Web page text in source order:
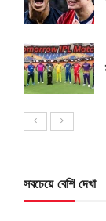
সবচেয়ে বেশি দেখা